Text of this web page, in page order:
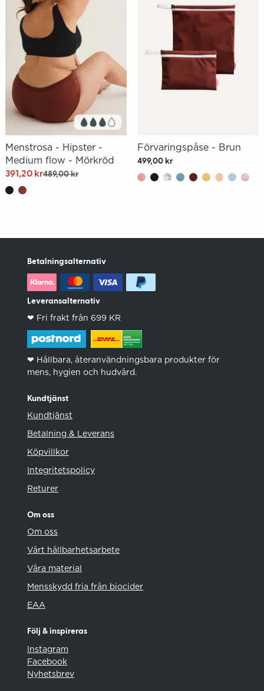
Menstrosa - Hipster -
Medium flow - Mörkröd
391,20 kr489,00 kr
Förvaringspåse - Brun
499,00 kr
Betalningsalternativ
Leveransalternativ
❤︎ Fri frakt från 699 KR
❤︎ Hållbara, återanvändningsbara produkter för
mens, hygien och hudvård.
Kundtjänst
Kundtjänst
Betalning & Leverans
Köpvillkor
Integritetspolicy
Returer
Om oss
Om oss
Vårt hållbarhetsarbete
Våra material
Mensskydd fria från biocider
EAA
Följ & inspireras
Instagram
Facebook
Nyhetsbrev